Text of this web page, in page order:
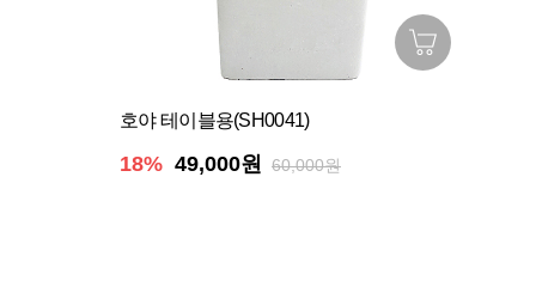
호야 테이블용(SH0041)
18% 49,000원 60,000원